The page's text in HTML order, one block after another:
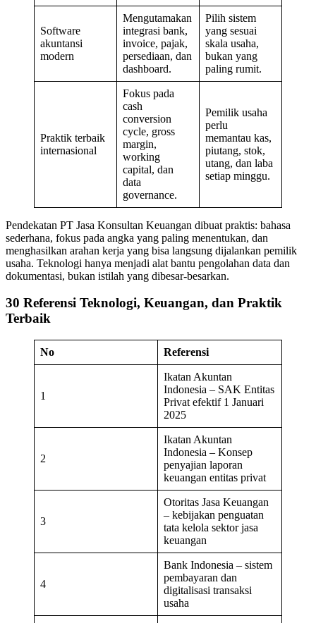
Software
akuntansi
modern
Mengutamakan
integrasi bank,
invoice, pajak,
persediaan, dan
dashboard.
Pilih sistem
yang sesuai
skala usaha,
bukan yang
paling rumit.
Praktik terbaik
internasional
Fokus pada
cash
conversion
cycle, gross
margin,
working
capital, dan
data
governance.
Pemilik usaha
perlu
memantau kas,
piutang, stok,
utang, dan laba
setiap minggu.
Pendekatan PT Jasa Konsultan Keuangan dibuat praktis: bahasa
sederhana, fokus pada angka yang paling menentukan, dan
menghasilkan arahan kerja yang bisa langsung dijalankan pemilik
usaha. Teknologi hanya menjadi alat bantu pengolahan data dan
dokumentasi, bukan istilah yang dibesar-besarkan.
30 Referensi Teknologi, Keuangan, dan Praktik
Terbaik
No Referensi
1
Ikatan Akuntan
Indonesia – SAK Entitas
Privat efektif 1 Januari
2025
2
Ikatan Akuntan
Indonesia – Konsep
penyajian laporan
keuangan entitas privat
3
Otoritas Jasa Keuangan
– kebijakan penguatan
tata kelola sektor jasa
keuangan
4
Bank Indonesia – sistem
pembayaran dan
digitalisasi transaksi
usaha